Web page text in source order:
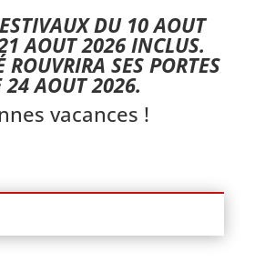
DU 10 AOUT
AOUT 2026 INCLUS.
ROUVRIRA SES PORTES
24 AOUT 2026.
vacances !